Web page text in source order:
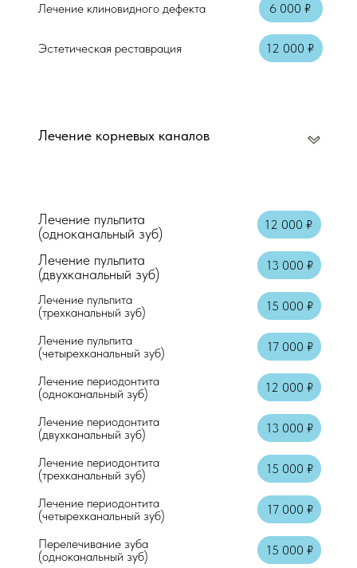
Осмотр + справка
12 000 ₽
Эстетическая реставрация
6 000 ₽
Лечение клиновидного дефекта
Лечение корневых каналов
Консультация врача стоматолога-
Осмотр + справка
Аппликационная анестезия
Местная анестезия "Артикаин"15 000 ₽
Перелечивание зуба
(одноканальный зуб)
17 000 ₽
Лечение периодонтита
(четырехканальный зуб)
15 000 ₽
Лечение периодонтита
(трехканальный зуб)
13 000 ₽
Лечение периодонтита
(двухканальный зуб)
12 000 ₽
Лечение периодонтита
(одноканальный зуб)
17 000 ₽
Лечение пульпита
(четырехканальный зуб)
15 000 ₽
Лечение пульпита
(трехканальный зуб)
13 000 ₽
Лечение пульпита
(двухканальный зуб)
12 000 ₽
Лечение пульпита
(одноканальный зуб)